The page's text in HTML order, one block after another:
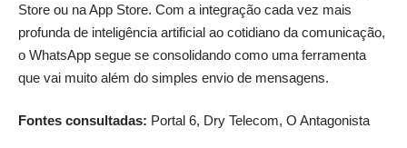
Store ou na App Store. Com a integração cada vez mais
profunda de inteligência artificial ao cotidiano da comunicação,
o WhatsApp segue se consolidando como uma ferramenta
que vai muito além do simples envio de mensagens.
Fontes consultadas: Portal 6, Dry Telecom, O Antagonista